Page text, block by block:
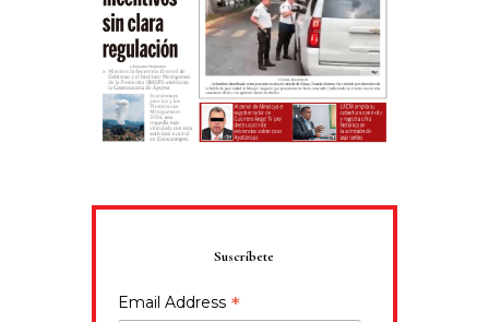
Suscríbete
Email Address *